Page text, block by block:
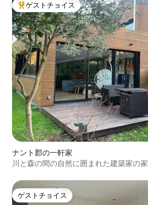
大好評のゲストチョイスです。
ゲストチョイス
ナント郡の一軒家
川と森の間の自然に囲まれた建築家の家
ゲストチョイス
ゲストチョイス